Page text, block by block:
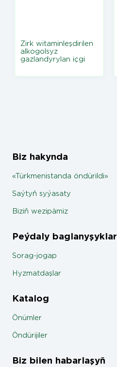
Zirk witaminleşdirilen
alkogolsyz
gazlandyrylan içgi
Biz hakynda
«Türkmenistanda öndürildi»
Saýtyň syýasaty
Biziň wezipämiz
Peýdaly baglanyşyklar
Sorag-jogap
Hyzmatdaşlar
Katalog
Önümler
Öndürijiler
Biz bilen habarlaşyň